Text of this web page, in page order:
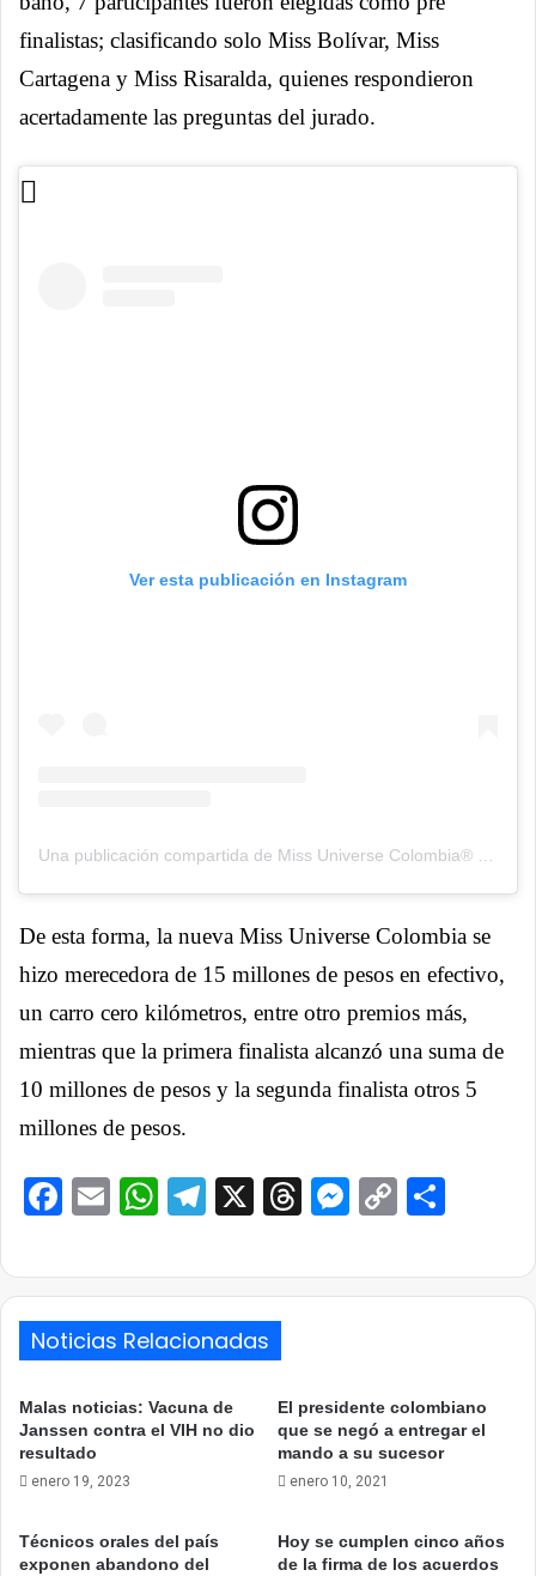
finalistas; clasificando solo Miss Bolívar, Miss
Cartagena y Miss Risaralda, quienes respondieron
acertadamente las preguntas del jurado.
Ver esta publicación en Instagram
De esta forma, la nueva Miss Universe Colombia se
hizo merecedora de 15 millones de pesos en efectivo,
un carro cero kilómetros, entre otro premios más,
mientras que la primera finalista alcanzó una suma de
10 millones de pesos y la segunda finalista otros 5
millones de pesos.
Facebook
EmailWhatsApp
Telegram
X ThreadsCopy
Noticias Relacionadas
Malas noticias: Vacuna de
Janssen contra el VIH no dio
resultado
enero 19, 2023
El presidente colombiano
que se negó a entregar el
mando a su sucesor
enero 10, 2021
Técnicos orales del país
exponen abandono del
Hoy se cumplen cinco años
de la firma de los acuerdos